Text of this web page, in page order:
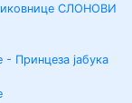
СЛОНОВИ
Принцеза јабука